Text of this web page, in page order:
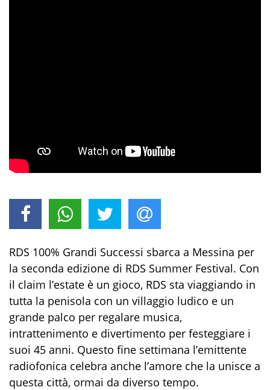
RDS 100% Grandi Successi sbarca a Messina per
la seconda edizione di RDS Summer Festival. Con
il claim l’estate è un gioco, RDS sta viaggiando in
tutta la penisola con un villaggio ludico e un
grande palco per regalare musica,
intrattenimento e divertimento per festeggiare i
suoi 45 anni. Questo fine settimana l’emittente
radiofonica celebra anche l’amore che la unisce a
questa città, ormai da diverso tempo.